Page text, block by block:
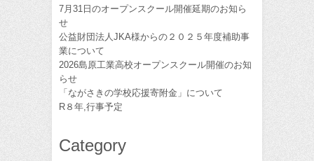
7月31日のオープンスクール開催延期のお知ら
せ
公益財団法人JKA様からの２０２５年度補助事
業について
2026島原工業高校オープンスクール開催のお知
らせ
「ながさきの学校応援寄附金」について
R８年,行事予定
Category